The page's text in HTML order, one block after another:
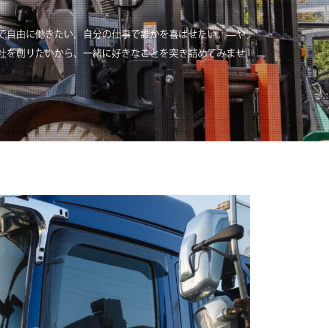
自由に働きたい。自分の仕事で誰かを喜ばせたい。—や
創りたいから、一緒に好きなことを突き詰めてみませ